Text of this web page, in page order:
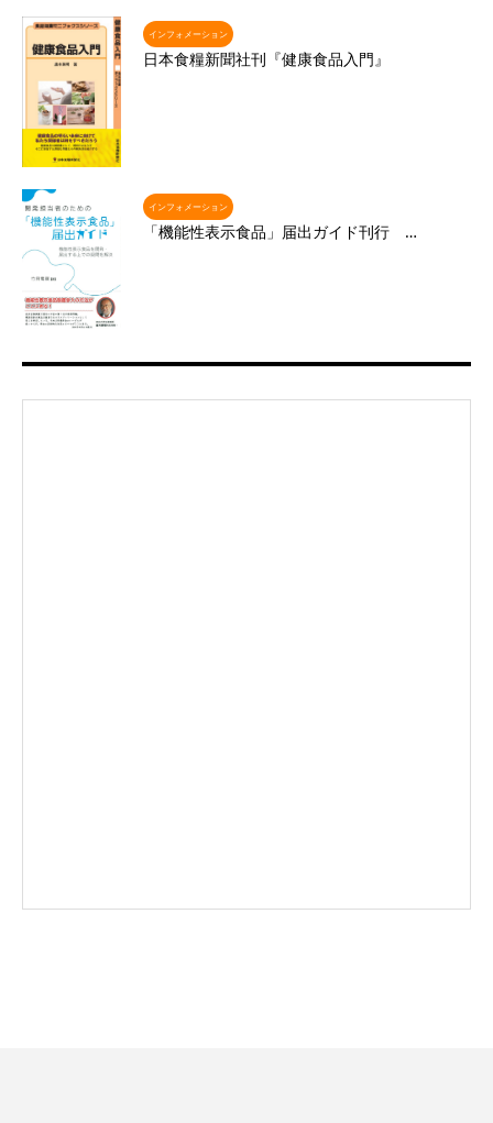
インフォメーション
日本食糧新聞社刊『健康食品入門』
インフォメーション
「機能性表示食品」届出ガイド刊行 …